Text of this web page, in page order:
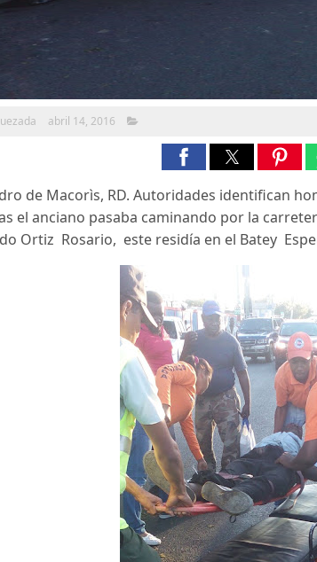
abril 14, 2016
de Macorìs, RD. Autoridades identifican
el anciano pasaba caminando por la
Ortiz Rosario, este residía en el Batey